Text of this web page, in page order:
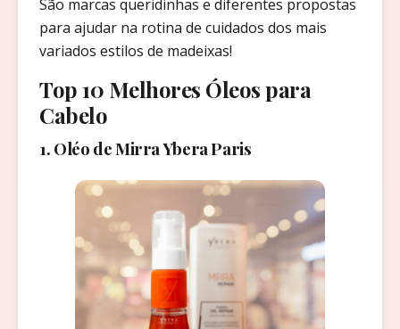
São marcas queridinhas e diferentes propostas
para ajudar na rotina de cuidados dos mais
variados estilos de madeixas!
Top 10 Melhores Óleos para
Cabelo
1. Oléo de Mirra Ybera Paris